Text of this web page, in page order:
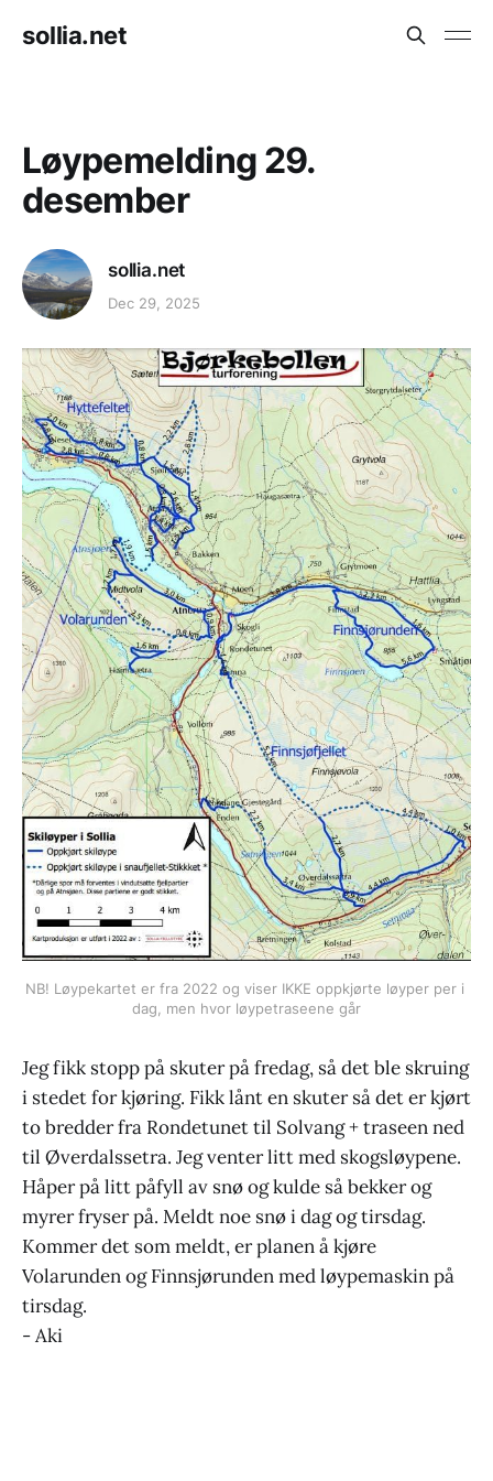
sollia.net
Løypemelding 29.
desember
sollia.net
Dec 29, 2025
NB! Løypekartet er fra 2022 og viser IKKE oppkjørte løyper per i
dag, men hvor løypetraseene går
Jeg fikk stopp på skuter på fredag, så det ble skruing
i stedet for kjøring. Fikk lånt en skuter så det er kjørt
to bredder fra Rondetunet til Solvang + traseen ned
til Øverdalssetra. Jeg venter litt med skogsløypene.
Håper på litt påfyll av snø og kulde så bekker og
myrer fryser på. Meldt noe snø i dag og tirsdag.
Kommer det som meldt, er planen å kjøre
Volarunden og Finnsjørunden med løypemaskin på
tirsdag.
- Aki